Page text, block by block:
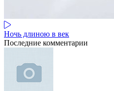
Ночь длиною в век
Последние комментарии